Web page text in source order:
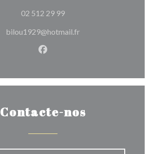
02 512 29 99
bilou1929@hotmail.fr
Facebook ((abre numa nova
Contacte-nos